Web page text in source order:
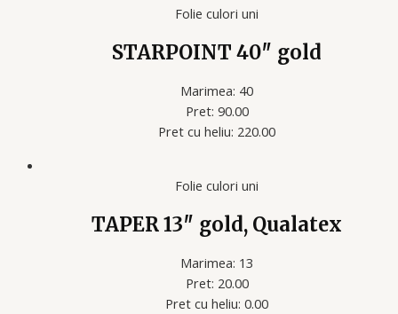
Folie culori uni
STARPOINT 40″ gold
Marimea: 40
Pret: 90.00
Pret cu heliu: 220.00
Folie culori uni
TAPER 13″ gold, Qualatex
Marimea: 13
Pret: 20.00
Pret cu heliu: 0.00